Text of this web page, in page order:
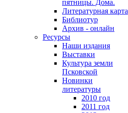
пятницы. Дома.
Литературная карта
Библиотур
Архив - онлайн
Ресурсы
Наши издания
Выставки
Культура земли
Псковской
Новинки
литературы
2010 год
2011 год